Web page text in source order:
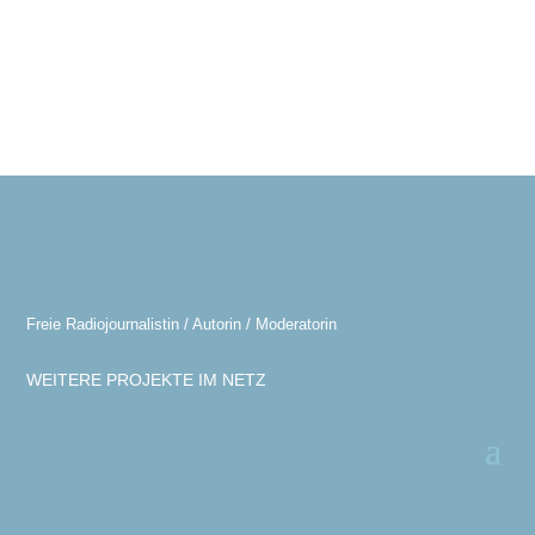
Freie Radiojournalistin / Autorin / Moderatorin
WEITERE PROJEKTE IM NETZ